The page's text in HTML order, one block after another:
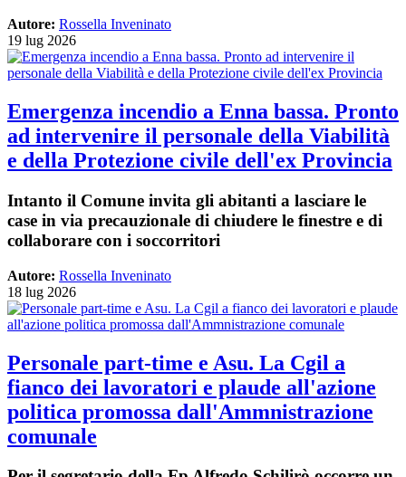
Autore: Rossella Inveninato
19 lug 2026
Emergenza incendio a Enna bassa. Pronto
ad intervenire il personale della Viabilità
e della Protezione civile dell'ex Provincia
Intanto il Comune invita gli abitanti a lasciare le
case in via precauzionale di chiudere le finestre e di
collaborare con i soccorritori
Autore: Rossella Inveninato
18 lug 2026
Personale part-time e Asu. La Cgil a
fianco dei lavoratori e plaude all'azione
politica promossa dall'Ammnistrazione
comunale